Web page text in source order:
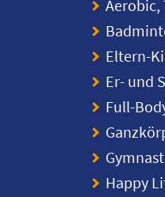
Aerobic,
Eltern-
Er- und
Full-
Happy